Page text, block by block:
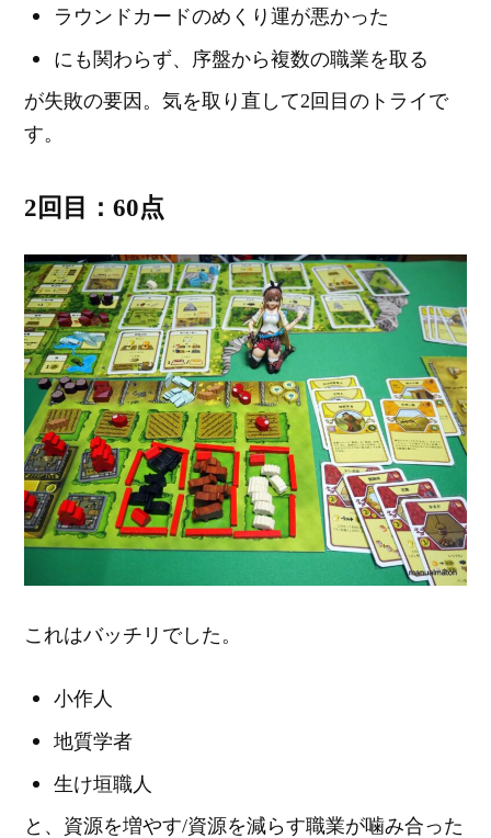
ラウンドカードのめくり運が悪かった
にも関わらず、序盤から複数の職業を取る
が失敗の要因。気を取り直して2回目のトライで
す。
2回目：60点
これはバッチリでした。
小作人
地質学者
生け垣職人
と、資源を増やす/資源を減らす職業が噛み合った